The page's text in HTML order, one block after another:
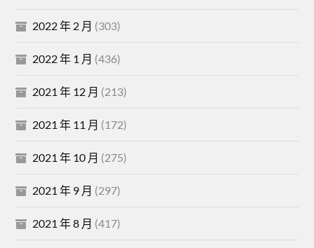
2022 年 2 月 (303)
2022 年 1 月 (436)
2021 年 12 月 (213)
2021 年 11 月 (172)
2021 年 10 月 (275)
2021 年 9 月 (297)
2021 年 8 月 (417)